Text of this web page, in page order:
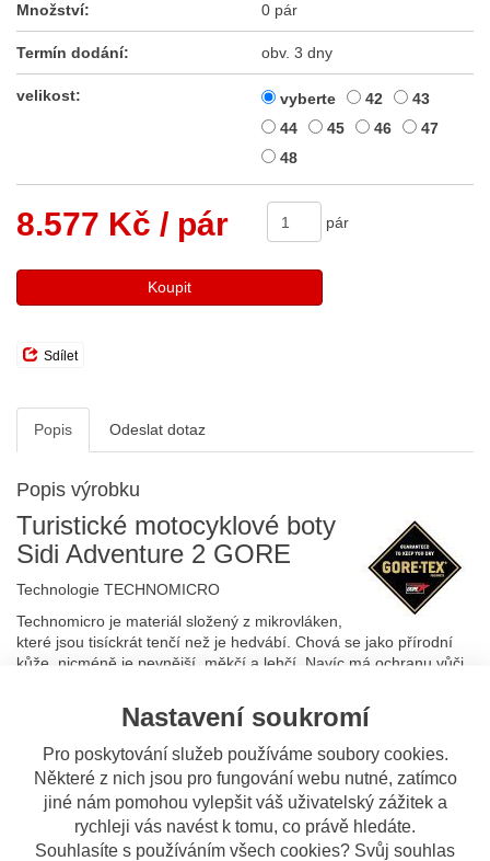
Nastavení soukromí
Pro poskytování služeb používáme soubory cookies.
Některé z nich jsou pro fungování webu nutné, zatímco
jiné nám pomohou vylepšit váš uživatelský zážitek a
rychleji vás navést k tomu, co právě hledáte.
Souhlasíte s používáním všech cookies? Svůj souhlas
Množství: 0 pár
Termín dodání: obv. 3 dny
velikost: vyberte 42
43
44
45 46
47
48
8.577 Kč / pár pár
Koupit
Sdílet
Popis Odeslat dotaz
Popis výrobku
Turistické motocyklové boty
Sidi Adventure 2 GORE
Technologie TECHNOMICRO
Technomicro je materiál složený z mikrovláken,
které jsou tisíckrát tenčí než je hedvábí. Chová se jako přírodní
kůže, nicméně je pevnější, měkčí a lehčí. Navíc má ochranu vůči
výrobu svršku obuvi. Oděru a plísním odolný materiál se čistí lépe
než kůže. Neroztahuje se a je odolný vůči působení
povětrnostních vlivů. Společnost Goretex testovala vzorky
Adventure a dala SIDI zelenou k výrobě bot s tímto mikrovláknem.
SIDI věří, že se jedná o velmi dobrý krok dopředu, protože
mikrovlákna jsou high-tech materiál, dokonce lepší než usně, na
kterých zůstávají stopy jako záhyby. Navíc tento nový materiál je
téměř totožný s kůží.